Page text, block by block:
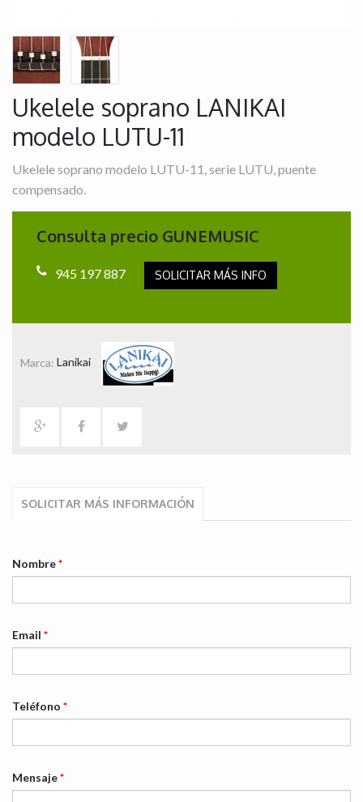
Ukelele soprano LANIKAI
modelo LUTU-11
Ukelele soprano modelo LUTU-11, serie LUTU, puente
compensado.
Consulta precio GUNEMUSIC
945 197 887 SOLICITAR MÁS INFO
Marca: Lanikai
SOLICITAR MÁS INFORMACIÓN
Nombre*
Email *
Teléfono *
Mensaje*